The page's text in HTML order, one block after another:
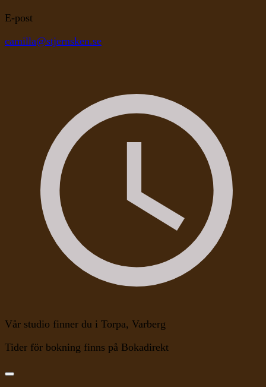
E-post
camilla@stjernsken.se
Vår studio finner du i Torpa, Varberg
Tider för bokning finns på Bokadirekt